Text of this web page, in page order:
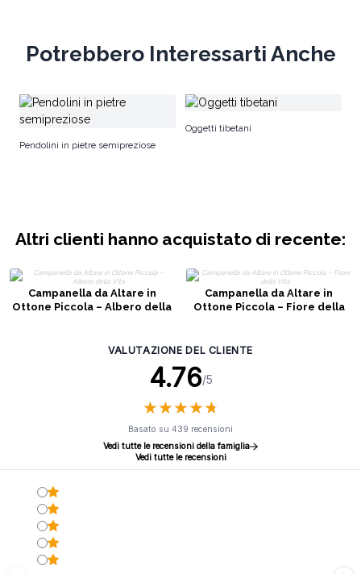
Potrebbero Interessarti Anche
Pendolini in pietre semipreziose
Oggetti tibetani
Altri clienti hanno acquistato di recente:
Campanella da Altare in
Ottone Piccola – Albero della
Campanella da Altare in
Ottone Piccola – Fiore della
VALUTAZIONE DEL CLIENTE
4.76/5
★★★★★
★★★★★
Basato su 439 recensioni
Vedi tutte le recensioni della famiglia
Vedi tutte le recensioni